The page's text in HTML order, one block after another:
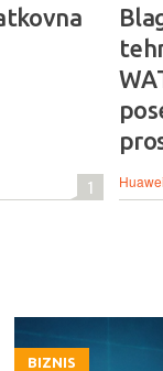
1 Huawei
BIZNIS